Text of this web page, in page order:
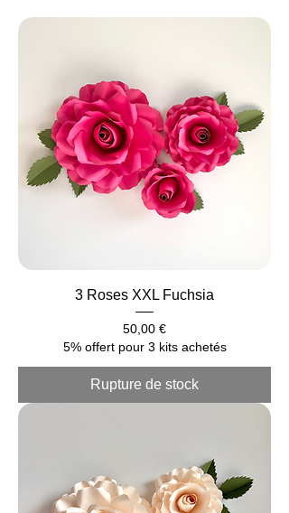
3 Roses XXL Fuchsia
Prix
50,00 €
5% offert pour 3 kits achetés
Rupture de stock